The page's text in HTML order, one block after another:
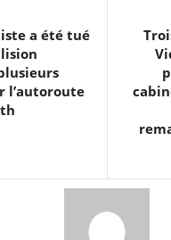
a été tué
l’autoroute